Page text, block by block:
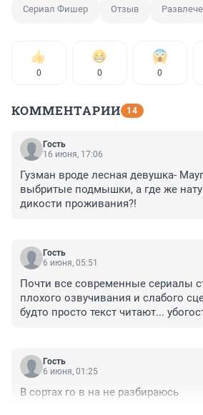
Сериал Фишер Отзыв
0 0 0
КОММЕНТАРИИ 14
Гость
16 июня, 17:06
Гузман вроде лесная девушка-
выбритые подмышки, а где же
дикости проживания?!
Гость
6 июня, 05:51
Почти все современные сериалы
плохого озвучивания и слабого
будто просто текст читают...
Гость
6 июня, 01:25
В сортах го в на не разбираюсь